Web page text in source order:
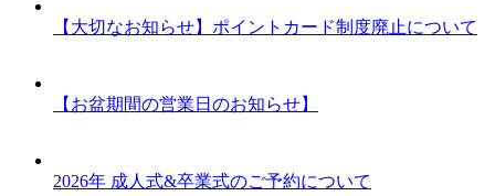
【大切なお知らせ】ポイントカード制度廃止について
【お盆期間の営業日のお知らせ】
2026年 成人式&卒業式のご予約について